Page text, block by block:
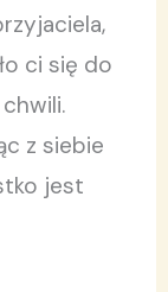
ci się do
z siebie
jest